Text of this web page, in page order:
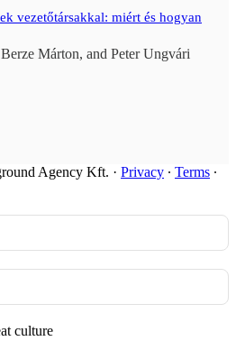
vezetőtársakkal: miért és hogyan
Berze Márton, and Peter Ungvári
Agency Kft. · Privacy ∙ Terms ∙
culture